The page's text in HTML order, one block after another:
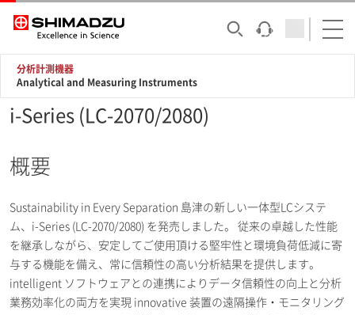
分析計測機器
Analytical and Measuring Instruments
i-Series (LC-2070/2080)
概要
Sustainability in Every Separation 島津の新しい一体型LCシステ
ム、i-Series (LC-2070/2080) を発売しました。 従来の卓越した性能
を継承しながら、安定してご使用頂ける堅牢性と環境負荷低減に寄
与する機能を備え、常に信頼性の高い分析結果を提供します。
intelligent ソフトウェアとの連携によりデータ信頼性の向上と分析
業務効率化の両方を実現 innovative 装置の遠隔操作・モニタリング